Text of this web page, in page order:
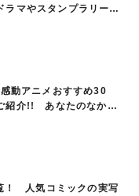
マやスタンプラリー、
動アニメおすすめ30
紹介!! あなたのなかの
！ 人気コミックの実写